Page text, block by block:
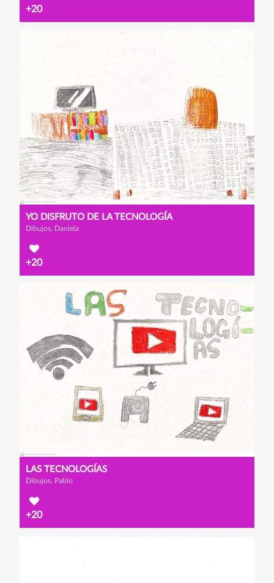
+20
YO DISFRUTO DE LA TECNOLOGÍA
Dibujos, Daniela
+20
LAS TECNOLOGÍAS
Dibujos, Pablo
+20